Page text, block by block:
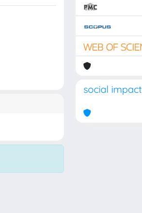
social impact